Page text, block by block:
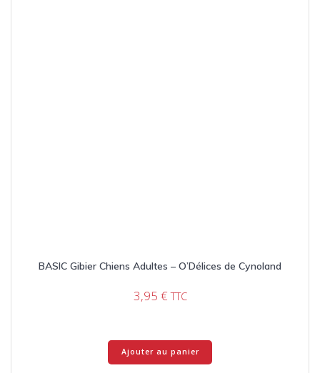
BASIC Gibier Chiens Adultes – O’Délices de Cynoland
3,95 € TTC
Ajouter au panier